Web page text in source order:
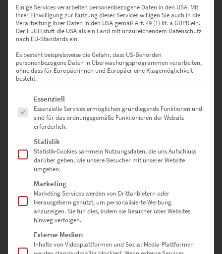
Bewertungen
Es gibt noch keine Bewertungen.
0 0Bewertungen
Einige Services verarbeiten personenbezogene Daten in den USA. Mit
Ihrer Einwilligung zur Nutzung dieser Services willigen Sie auch in die
Verarbeitung Ihrer Daten in den USA gemäß Art. 49 (1) lit. a GDPR ein.
Der EuGH stuft die USA als ein Land mit unzureichendem Datenschutz
nach EU-Standards ein.
Es besteht beispielsweise die Gefahr, dass US-Behörden
personenbezogene Daten in Überwachungsprogrammen verarbeiten,
ohne dass für Europäerinnen und Europäer eine Klagemöglichkeit
besteht.
Es folgt eine Liste der Service-Gruppen, für die eine Einwilligung
Essenziell
Essenzielle Services ermöglichen grundlegende Funktionen und
sind für das ordnungsgemäße Funktionieren der Website
erforderlich.
Statistik
Statistik-Cookies sammeln Nutzungsdaten, die uns Aufschluss
darüber geben, wie unsere Besucher mit unserer Website
umgehen.
Marketing
Marketing Services werden von Drittanbietern oder
Herausgebern genutzt, um personalisierte Werbung
anzuzeigen. Sie tun dies, indem sie Besucher über Websites
hinweg verfolgen.
Externe Medien
Inhalte von Videoplattformen und Social-Media-Plattformen